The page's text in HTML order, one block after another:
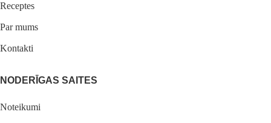
Receptes
Par mums
Kontakti
NODERĪGAS SAITES
Noteikumi